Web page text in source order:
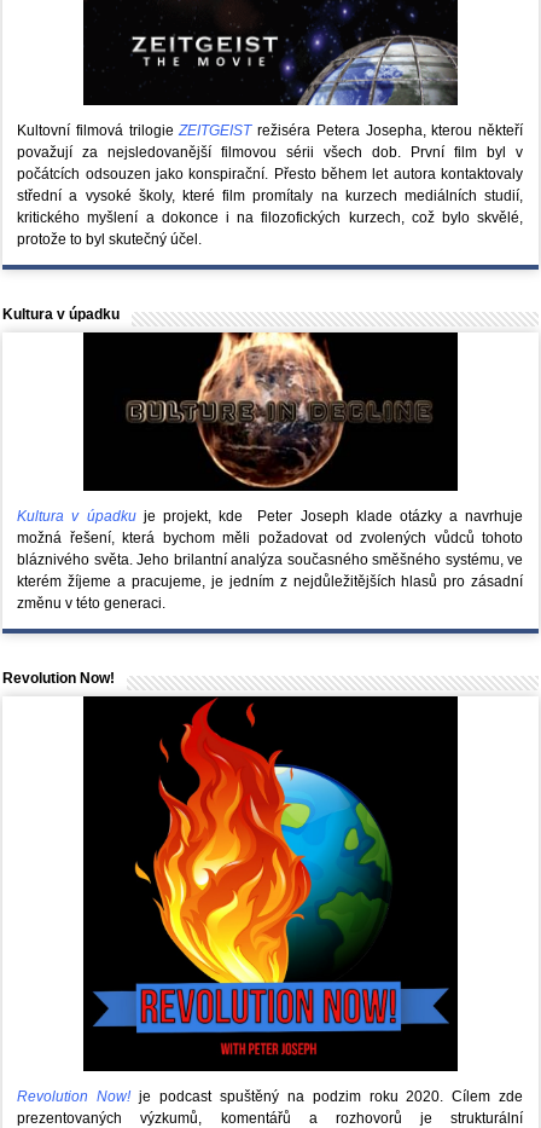
Kultovní filmová trilogieZEITGEISTrežiséra Petera Josepha, kterou někteří
považují za nejsledovanější filmovou sérii všech dob. První film byl v
počátcích odsouzen jako konspirační. Přesto během let autora kontaktovaly
střední a vysoké školy, které film promítaly na kurzech mediálních studií,
kritického myšlení a dokonce i na filozofických kurzech, což bylo skvělé,
protože to byl skutečný účel.
Kultura v úpadku
Kultura v úpadkuje projekt, kde Peter Joseph klade otázky a navrhuje
možná řešení, která bychom měli požadovat od zvolených vůdců tohoto
bláznivého světa. Jeho brilantní analýza současného směšného systému, ve
kterém žíjeme a pracujeme, je jedním z nejdůležitějších hlasů pro zásadní
změnu v této generaci.
Revolution Now!
Revolution Now! je podcast spuštěný na podzim roku 2020.Cílem zde
prezentovaných výzkumů, komentářů a rozhovorů je strukturální